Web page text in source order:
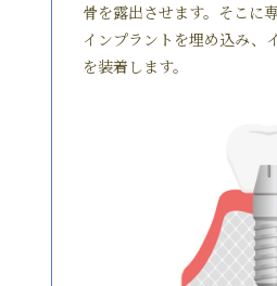
骨を露出させます。そこに
インプラントを埋め込み、
を装着します。